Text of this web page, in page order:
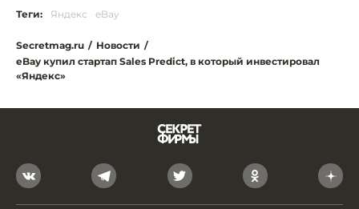
Теги: Яндекс eBay
Secretmag.ru / Новости /
eBay купил стартап Sales Predict, в который инвестировал
«Яндекс»